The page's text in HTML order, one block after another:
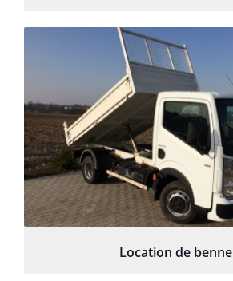
Location de benne